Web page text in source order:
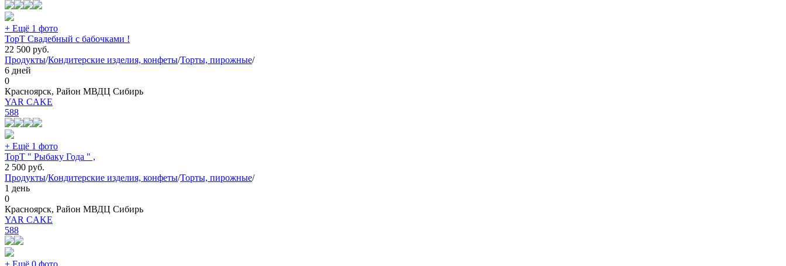
+ Ещё 1 фото
ТорТ Свадебный с бабочками !
22 500 руб.
Продукты/Кондитерские изделия, конфеты/Торты, пирожные/
6 дней
0
Красноярск, Район МВДЦ Сибирь
YAR CAKE
588
+ Ещё 1 фото
ТорТ " Рыбаку Года " ,
2 500 руб.
Продукты/Кондитерские изделия, конфеты/Торты, пирожные/
1 день
0
Красноярск, Район МВДЦ Сибирь
YAR CAKE
588
+ Ещё 0 фото